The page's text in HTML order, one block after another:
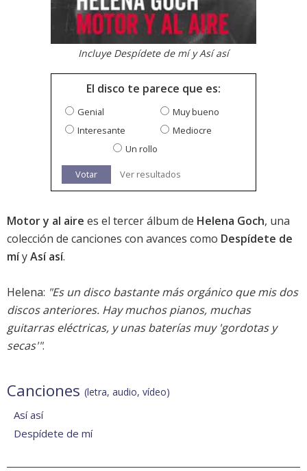
Incluye Despídete de mí y Así así
El disco te parece que es:
Genial
Muy bueno
Interesante
Mediocre
Un rollo
Votar Ver resultados
Motor y al aire es el tercer álbum de Helena Goch, una
colección de canciones con avances como Despídete de
míyAsí así.
Helena: "Es un disco bastante más orgánico que mis dos
discos anteriores. Hay muchos pianos, muchas
guitarras eléctricas, y unas baterías muy 'gordotas y
secas'".
Canciones (letra, audio, vídeo)
Así así
Despídete de mí